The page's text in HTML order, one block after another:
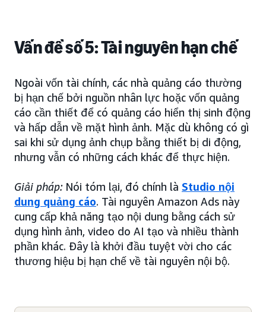
Vấn đề số 5: Tài nguyên hạn chế
Ngoài vốn tài chính, các nhà quảng cáo thường
bị hạn chế bởi nguồn nhân lực hoặc vốn quảng
cáo cần thiết để có quảng cáo hiển thị sinh động
và hấp dẫn về mặt hình ảnh. Mặc dù không có gì
sai khi sử dụng ảnh chụp bằng thiết bị di động,
nhưng vẫn có những cách khác để thực hiện.
Giải pháp: Nói tóm lại, đó chính là Studio nội
dung quảng cáo. Tài nguyên Amazon Ads này
cung cấp khả năng tạo nội dung bằng cách sử
dụng hình ảnh, video do AI tạo và nhiều thành
phần khác. Đây là khởi đầu tuyệt vời cho các
thương hiệu bị hạn chế về tài nguyên nội bộ.